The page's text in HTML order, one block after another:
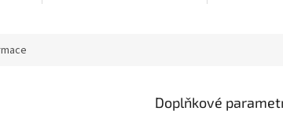
Doplňkové